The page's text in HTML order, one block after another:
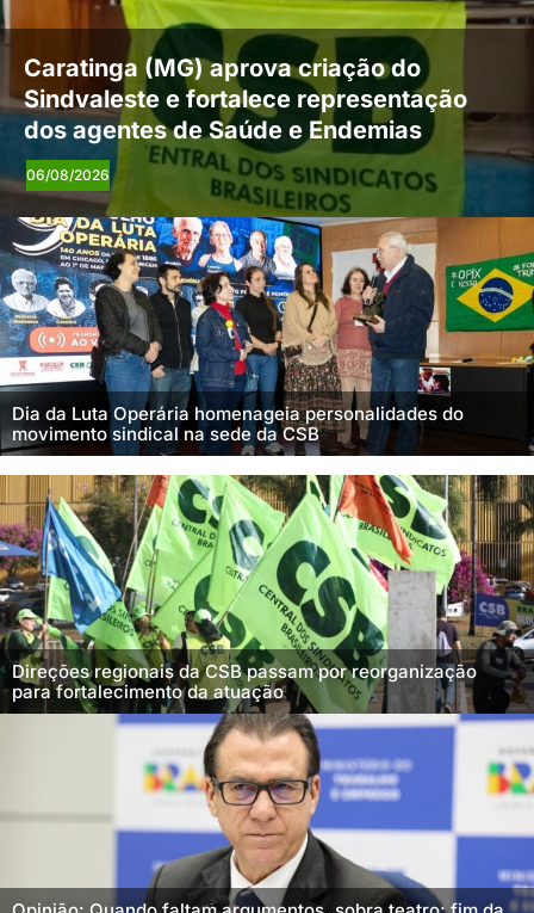
Caratinga (MG) aprova criação do
Sindvaleste e fortalece representação
dos agentes de Saúde e Endemias
06/08/2026
Dia da Luta Operária homenageia personalidades do
movimento sindical na sede da CSB
Direções regionais da CSB passam por reorganização
para fortalecimento da atuação